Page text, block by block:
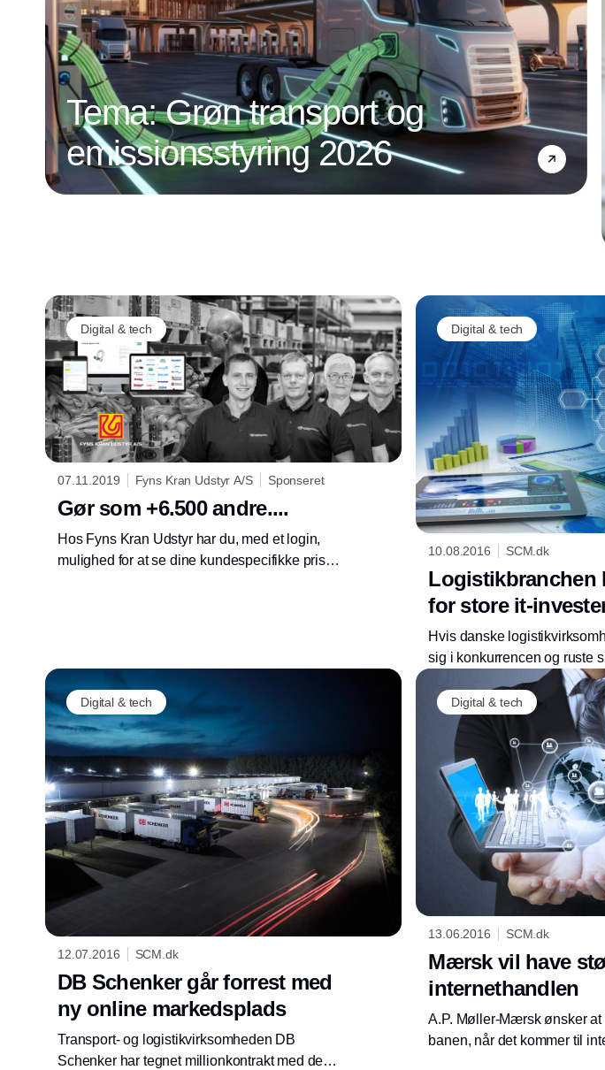
Tema: Grøn transport og
emissionsstyring 2026
Digital & tech
07.11.2019 Fyns Kran Udstyr A/S Sponseret
Gør som +6.500 andre....
Hos Fyns Kran Udstyr har du, med et login,
mulighed for at se dine kundespecifikke priser
Digital & tech
10.08.2016 SCM.dk
Logistikbranchen
for store it-
Hvis danske
sig i konkurrencen og ruste
potentielle trusler fra nye
investeres tungt i it og
medarbejdere. Sådan lyder
danske logistikvirksomhed
Logistics.
Digital & tech
12.07.2016 SCM.dk
DB Schenker går forrest med
ny online markedsplads
Transport- og logistikvirksomheden DB
Schenker har tegnet millionkontrakt med den
Digital & tech
13.06.2016 SCM.dk
Mærsk vil have
internethandlen
A.P. Møller-Mærsk ønsker
banen, når det kommer til